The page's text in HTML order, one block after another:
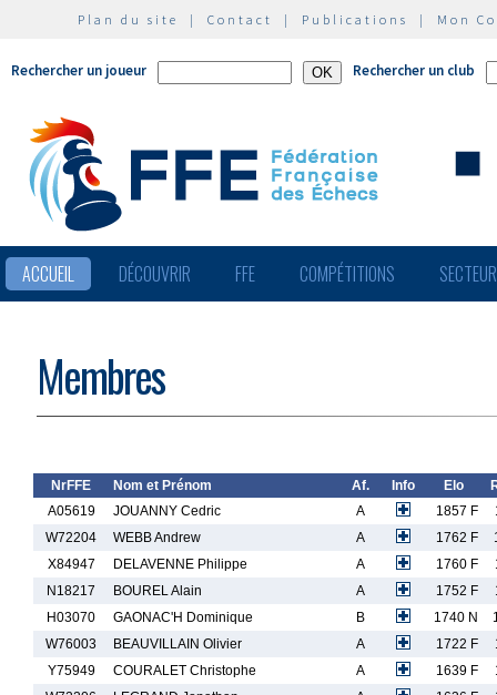
Plan du site | Contact | Publications | Mon
Rechercher un joueur Rechercher un club
ACCUEIL DÉCOUVRIR FFE COMPÉTITIONS
Membres
NrFFE Nom et Prénom Af. Info Elo
A05619
JOUANNY Cedric A 1857 F
W72204
WEBB Andrew A 1762 F
X84947
DELAVENNE Philippe A 1760 F
N18217
BOUREL Alain A 1752 F
H03070
GAONAC'H Dominique B 1740 N
W76003
BEAUVILLAIN Olivier A 1722 F
Y75949
COURALET Christophe A 1639 F